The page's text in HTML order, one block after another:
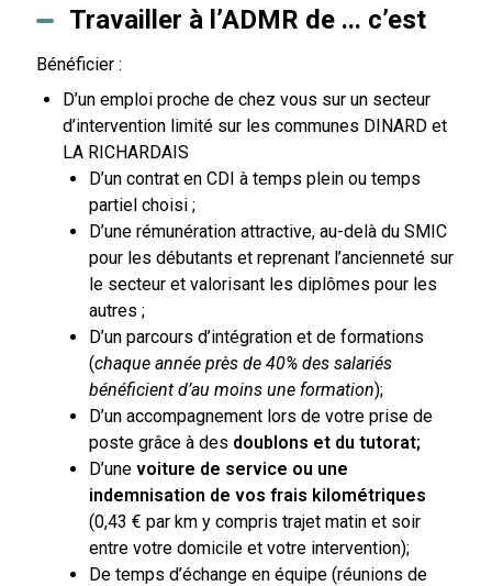
Travailler à l’ADMR de ... c’est
Bénéficier :
D’un emploi proche de chez vous sur un secteur
d’intervention limité sur les communes DINARD et
LA RICHARDAIS
D’un contrat en CDI à temps plein ou temps
partiel choisi ;
D’une rémunération attractive, au-delà du SMIC
pour les débutants et reprenant l’ancienneté sur
le secteur et valorisant les diplômes pour les
autres ;
D’un parcours d’intégration et de formations
(chaque année près de 40% des salariés
bénéficient d’au moins une formation);
D’un accompagnement lors de votre prise de
poste grâce à des doublons et du tutorat;
D’une voiture de service ou une
indemnisation de vos frais kilométriques
(0,43 € par km y compris trajet matin et soir
entre votre domicile et votre intervention);
De temps d’échange en équipe (réunions de